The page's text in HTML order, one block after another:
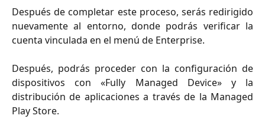
Después de completar este proceso, serás redirigido
nuevamente al entorno, donde podrás verificar la
cuenta vinculada en el menú de Enterprise.
Después, podrás proceder con la configuración de
dispositivos con «Fully Managed Device» y la
distribución de aplicaciones a través de la Managed
Play Store.